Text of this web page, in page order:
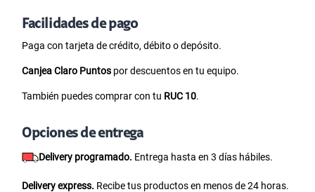
Facilidades de pago
Paga con tarjeta de crédito, débito o depósito.
Canjea Claro Puntos por descuentos en tu equipo.
También puedes comprar con tu RUC 10.
Opciones de entrega
Delivery programado. Entrega hasta en 3 días hábiles.
Delivery express. Recibe tus productos en menos de 24 horas.